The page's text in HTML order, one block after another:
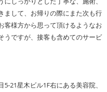
まして、お帰りの際にまた次も行
客様方から思って頂けるようなお
うですが、接客も含めてのサービ
21星木ビル1F右にある美容院、